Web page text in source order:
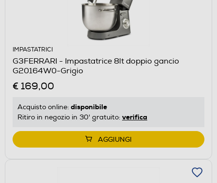
IMPASTATRICI
G3FERRARI - Impastatrice 8lt doppio gancio
G20164W0-Grigio
€ 169,00
Acquisto online: disponibile
Ritiro in negozio in 30' gratuito: verifica
AGGIUNGI